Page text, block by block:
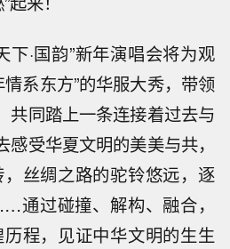
下·国韵”新年演唱会将为观
系东方”的华服大秀，带领
共同踏上一条连接着过去与
感受华夏文明的美美与共，
丝绸之路的驼铃悠远，逐
通过碰撞、解构、融合，
程，见证中华文明的生生